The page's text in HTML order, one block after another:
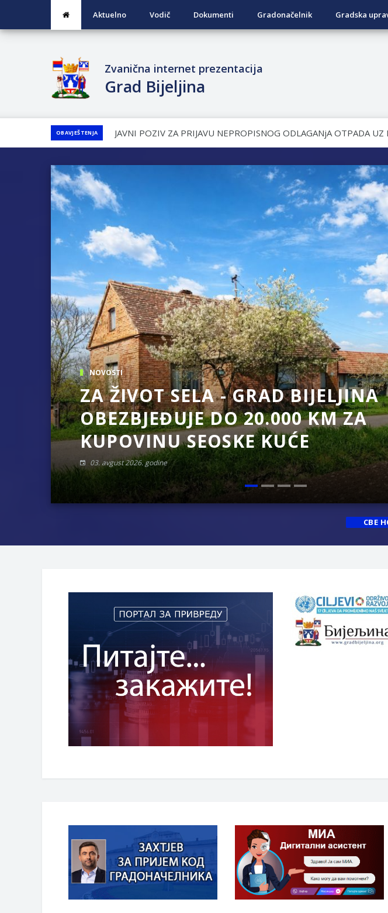
Aktuelno Vodič Dokumenti Gradonačelnik Gradska
Zvanična internet prezentacija
Grad Bijeljina
OBAVJEŠTENJA
JAVNI KONKURS ZA DODJELU BESPOVRATNIH SREDSTAVA ZA
GRADA BIJELjINA ZA 2026. GODINU
Obavještenje za preduzetnika - Nenad Nukić
PRELIMINARNA RANG LISTA KANDIDATA KOJI SU OSTVARILI
VOJSKE REPUBLIKE SRPSKE U STANjU
SOCIJALNE POTREBE
JAVNI POZIV ZA NAJLjEPŠE UREĐENO DVORIŠTE
PROSTOR U MJESNIM ZAJEDNICAMA NA TERITORIJI GRADA
Obavještenje za preduzetnika - Gojko Bogunović
Od 27. jula prijem zahtjeva za novčanu pomoć za nabavku školskog
Obrasci zahtjeva za regresirano gorivo dostupni od 13. marta do
Zahtjev za izdavanje PONOSNE KARTICE
Obavještenje za preduzetnika - Vera Ujić
JAVNI POZIV ZA PRIJAVU NEPROPISNOG ODLAGANjA OTPADA UZ
NOVOSTI
SPEKTAKULARNO ZAVRŠEN
BETOLE BEACH VOLLEYBALL
BIJELJINA 2026“: REKORDAN
PUNE TRIBINE NA GRADSKOM
02. avgust 2026. godine
СВЕ